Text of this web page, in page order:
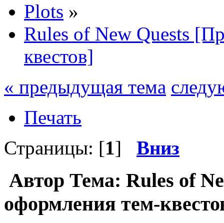
Plots »
Rules of New Quests
квестов]
« предыдущая тема
Печать
Страницы: [1] Вниз
Автор Тема: Rules of
оформления тем-